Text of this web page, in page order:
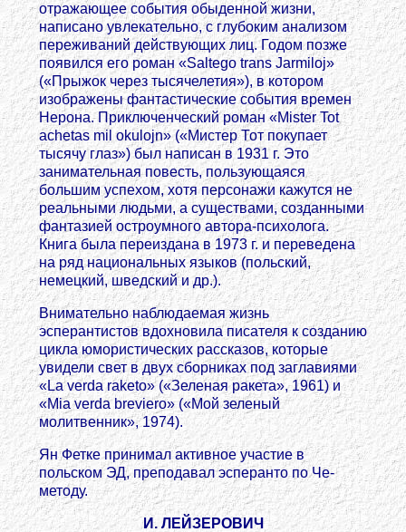
отражающее события обыденной жизни,
написано увлекательно, с глубоким анализом
переживаний действующих лиц. Годом позже
появился его роман «Saltego trans Jarmiloj»
(«Прыжок через тысячелетия»), в котором
изображены фантастические события времен
Нерона. Приключенческий роман «Mister Tot
achetas mil okulojn» («Мистер Тот покупает
тысячу глаз») был написан в 1931 г. Это
занимательная повесть, пользующаяся
большим успехом, хотя персонажи кажутся не
реальными людьми, а существами, созданными
фантазией остроумного автора-психолога.
Книга была переиздана в 1973 г. и переведена
на ряд национальных языков (польский,
немецкий, шведский и др.).
Внимательно наблюдаемая жизнь
эсперантистов вдохновила писателя к созданию
цикла юмористических рассказов, которые
увидели свет в двух сборниках под заглавиями
«La verda raketo» («Зеленая ракета», 1961) и
«Mia verda breviero» («Мой зеленый
молитвенник», 1974).
Ян Фетке принимал активное участие в
польском ЭД, преподавал эсперанто по Че-
методу.
И. ЛЕЙЗЕРОВИЧ